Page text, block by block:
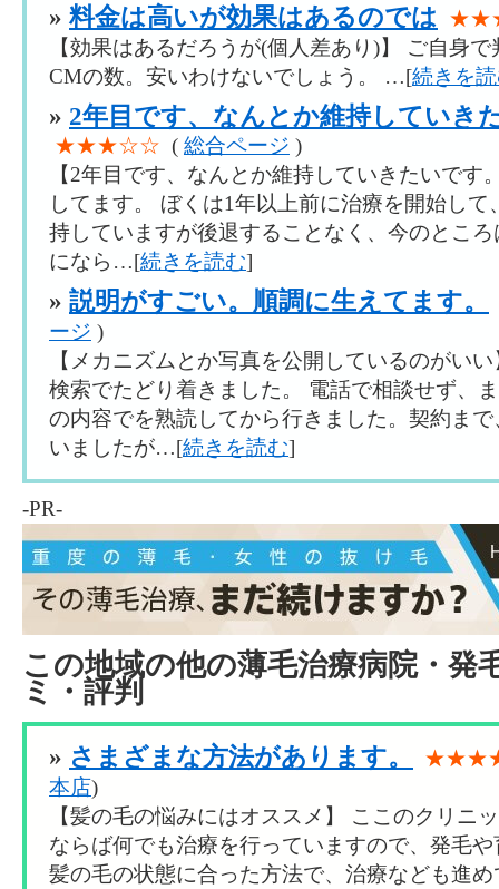
» 料金は高いが効果はあるのでは
【効果はあるだろうが(個人差あり)】 ご自身
CMの数。安いわけないでしょう。 …[続きを
» 2年目です、なんとか維持していき
★★★☆☆ ( 総合ページ )
【2年目です、なんとか維持していきたいです
してます。 ぼくは1年以上前に治療を開始し
持していますが後退することなく、今のとこ
になら…[続きを読む]
» 説明がすごい。順調に生えてます。
ージ )
【メカニズムとか写真を公開しているのがい
検索でたどり着きました。 電話で相談せず、
の内容でを熟読してから行きました。契約ま
いましたが…[続きを読む]
-PR-
この地域の他の薄毛治療病院・発
ミ・評判
» さまざまな方法があります。
本店)
【髪の毛の悩みにはオススメ】 ここのクリニ
ならば何でも治療を行っていますので、発毛
髪の毛の状態に合った方法で、治療なども進